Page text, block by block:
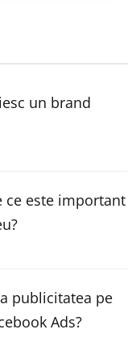
un brand
ce este important
publicitatea pe
Ads?